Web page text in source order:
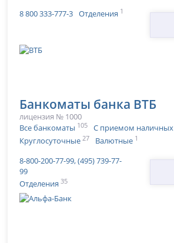
8 800 333-777-3 Отделения 1
Банкоматы банка ВТБ
лицензия № 1000
Все банкоматы 105 С приемом наличных
Круглосуточные 27 Валютные 1
8-800-200-77-99, (495) 739-77-
99
Отделения 35